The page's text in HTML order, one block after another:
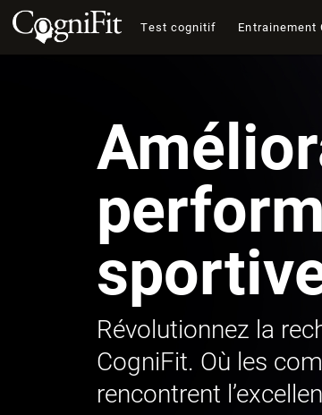
Test cognitif Entrainement
Révolutionnez la
CogniFit. Où les
rencontrent